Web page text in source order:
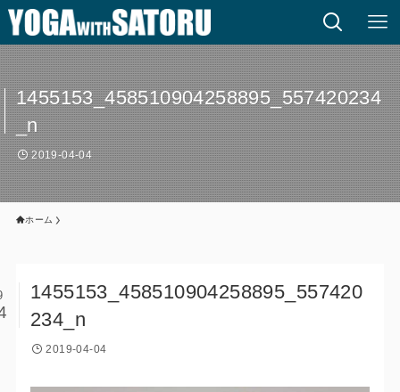
1455153_458510904258895_557420234
_n
2019-04-04
ホーム
1455153_458510904258895_557420
234_n
2019-04-04